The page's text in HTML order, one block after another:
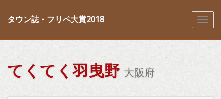
タウン誌・フリペ大賞2018
てくてく羽曳野 大阪府